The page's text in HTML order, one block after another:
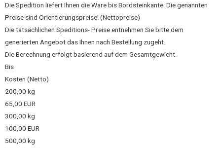
Die Spedition liefert Ihnen die Ware bis Bordsteinkante. Die genannten
Preise sind Orientierungspreise! (Nettopreise)
Die tatsächlichen Speditions- Preise entnehmen Sie bitte dem
generierten Angebot das Ihnen nach Bestellung zugeht.
Die Berechnung erfolgt basierend auf dem Gesamtgewicht.
Bis
Kosten (Netto)
200,00 kg
65,00 EUR
300,00 kg
100,00 EUR
500,00 kg